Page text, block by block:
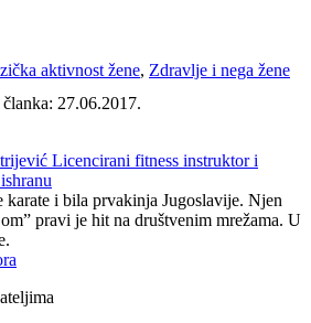
aktivnost žene, Zdravlje i nega žene
27.06.2017.
Licencirani fitness instruktor i
karate i bila prvakinja Jugoslavije. Njen
pravi je hit na društvenim mrežama. U